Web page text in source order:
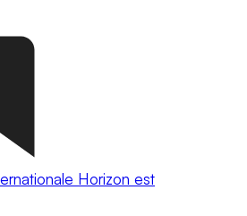
Horizon est